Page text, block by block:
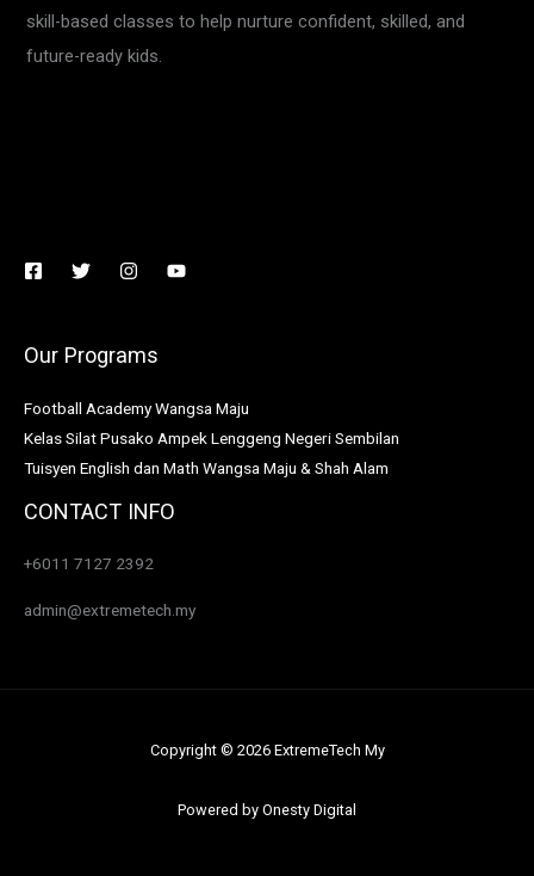
skill-based classes to help nurture confident, skilled, and
future-ready kids.
Our Programs
Football Academy Wangsa Maju
Kelas Silat Pusako Ampek Lenggeng Negeri Sembilan
Tuisyen English dan Math Wangsa Maju & Shah Alam
CONTACT INFO
+6011 7127 2392
admin@extremetech.my
Copyright © 2026 ExtremeTech My
Powered by Onesty Digital